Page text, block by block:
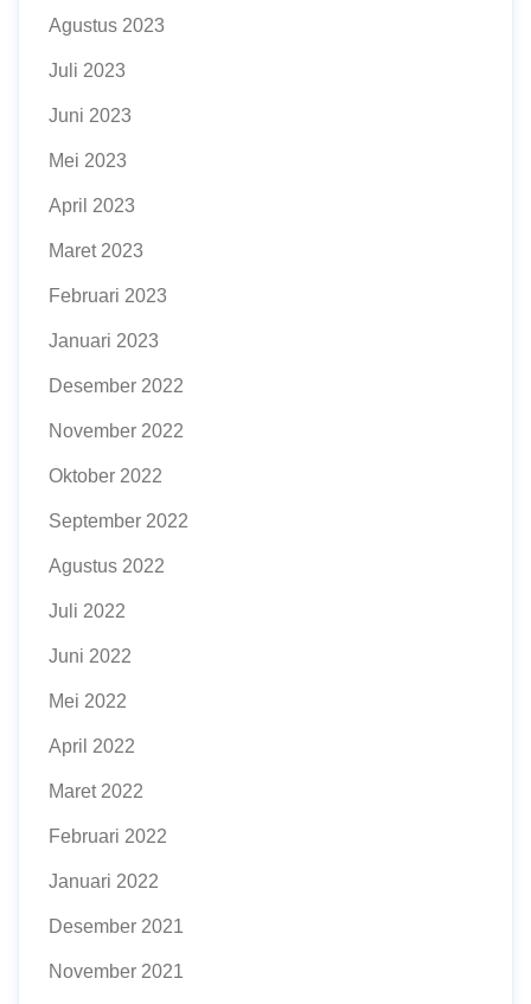
Agustus 2023
Juli 2023
Juni 2023
Mei 2023
April 2023
Maret 2023
Februari 2023
Januari 2023
Desember 2022
November 2022
Oktober 2022
September 2022
Agustus 2022
Juli 2022
Juni 2022
Mei 2022
April 2022
Maret 2022
Februari 2022
Januari 2022
Desember 2021
November 2021